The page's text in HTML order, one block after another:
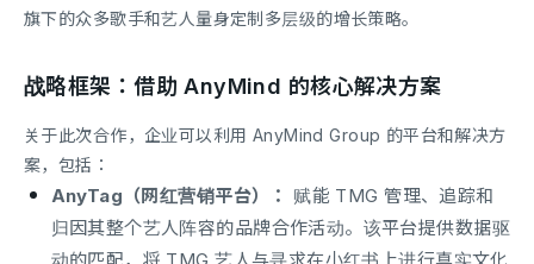
旗下的众多歌手和艺人量身定制多层级的增长策略。
战略框架：借助 AnyMind 的核心解决方案
关于此次合作，企业可以利用 AnyMind Group 的平台和解决方
案，包括：
AnyTag（网红营销平台）：
赋能 TMG 管理、追踪和
归因其整个艺人阵容的品牌合作活动。该平台提供数据驱
动的匹配，将 TMG 艺人与寻求在小红书上进行真实文化